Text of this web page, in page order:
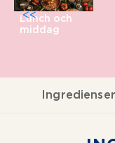
Lunch och
middag
<<
Ingredienser